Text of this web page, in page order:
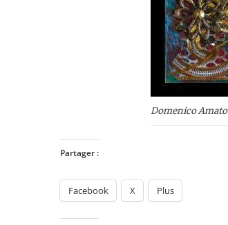
Domenico Amato
Partager :
Facebook X Plus